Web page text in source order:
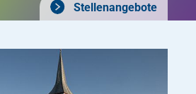
Stellenangebote